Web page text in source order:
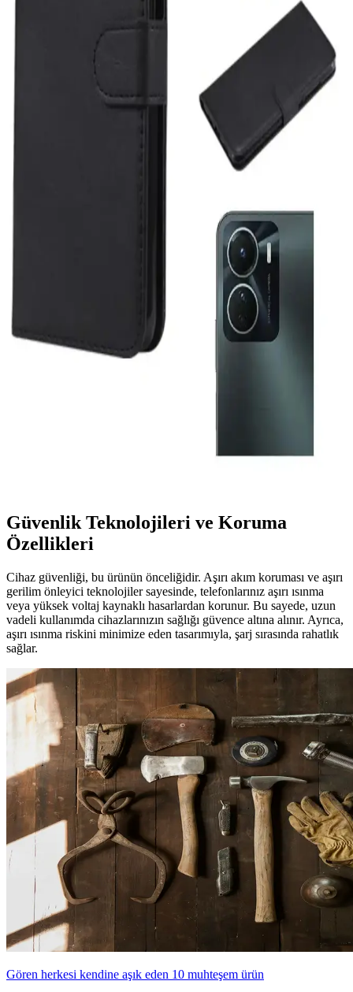
5000mAh kapasiteli taşınabilir şarj cihazları hafifliği ve hızlı şarj
özellikleriyle günlük ve seyahat ihtiyaçlarınızı karşılar, MagSafe
uyumluluğu ise kullanım kolaylığı sağlar.
Akıllı Telefonlar İçin Hızlı Şarj Seçenekleri ve
Güncel Öneriler
Günümüzde akıllı telefonlar için hızlı şarj teknolojileri, güç
seviyeleri ve kablosuz seçenekler sayesinde kullanım kolaylığı ve
Modern tasarımlı DualSense şarj istasyonları, hızlı şarj, estetik
görünüm ve kullanım kolaylığıyla PlayStation 5 kontrolcülerinizi
Hızlı Şarj Adaptörleri ve Teknolojilerinin Güncel
Gelişmeleri
Günümüzde hızlı şarj teknolojileri adaptörlerdeki gelişmelerle
cihazların şarj sürelerini kısaltıyor, kullanım kolaylığı sağlıyor ve
Güvenlik Teknolojileri ve Koruma
Özellikleri
Cihaz güvenliği, bu ürünün önceliğidir. Aşırı akım koruması ve aşırı
gerilim önleyici teknolojiler sayesinde, telefonlarınız aşırı ısınma
veya yüksek voltaj kaynaklı hasarlardan korunur. Bu sayede, uzun
vadeli kullanımda cihazlarınızın sağlığı güvence altına alınır. Ayrıca,
aşırı ısınma riskini minimize eden tasarımıyla, şarj sırasında rahatlık
sağlar.
Gören herkesi kendine aşık eden 10 muhteşem ürün